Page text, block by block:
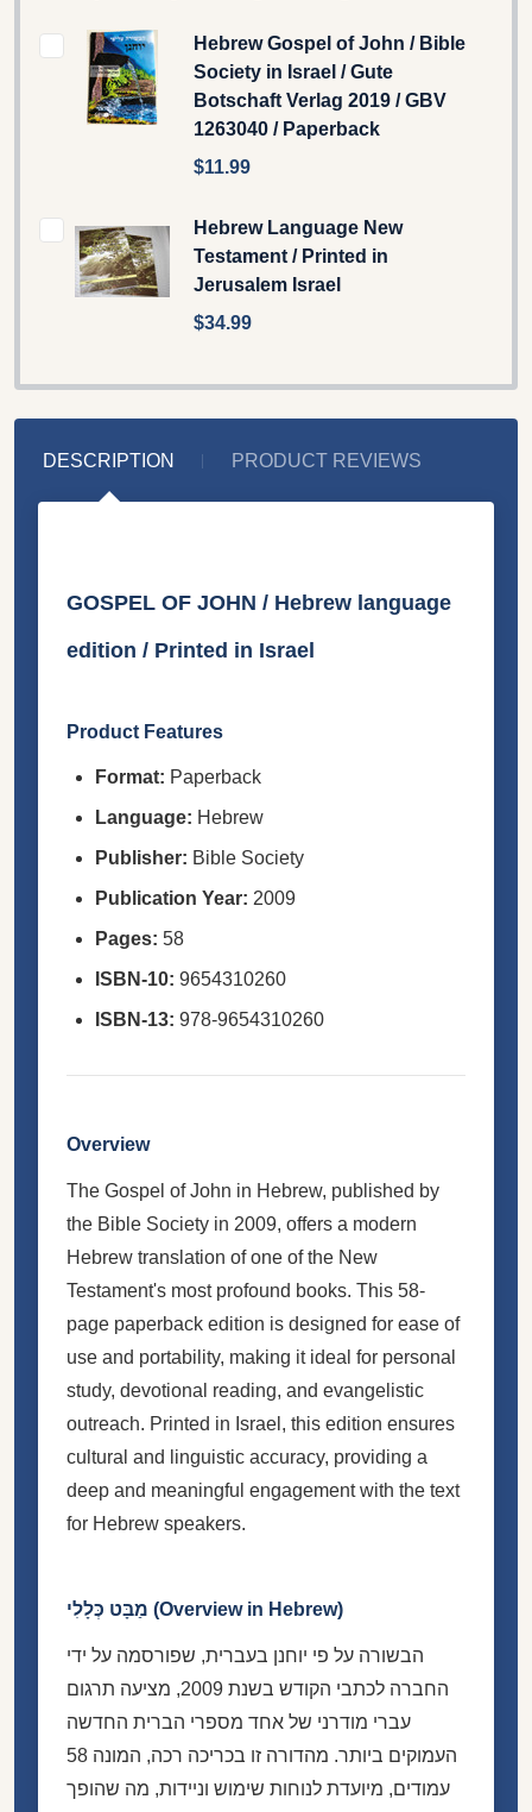
Hebrew Gospel of John / Bible
Society in Israel / Gute
Botschaft Verlag 2019 / GBV
1263040 / Paperback
$11.99
Hebrew Language New
Testament / Printed in
Jerusalem Israel
$34.99
DESCRIPTION PRODUCT REVIEWS
GOSPEL OF JOHN / Hebrew language
edition / Printed in Israel
Product Features
Format: Paperback
Language: Hebrew
Publisher: Bible Society
Publication Year: 2009
Pages: 58
ISBN-10: 9654310260
ISBN-13: 978-9654310260
Overview
The Gospel of John in Hebrew, published by
the Bible Society in 2009, offers a modern
Hebrew translation of one of the New
Testament's most profound books. This 58-
page paperback edition is designed for ease of
use and portability, making it ideal for personal
study, devotional reading, and evangelistic
outreach. Printed in Israel, this edition ensures
cultural and linguistic accuracy, providing a
deep and meaningful engagement with the text
for Hebrew speakers.
מַבָּט כְּלָלִי (Overview in Hebrew)
הבשורה על פי יוחנן בעברית, שפורסמה על ידי
החברה לכתבי הקודש בשנת 2009, מציעה תרגום
עברי מודרני של אחד מספרי הברית החדשה
העמוקים ביותר. מהדורה זו בכריכה רכה, המונה 58
עמודים, מיועדת לנוחות שימוש וניידות, מה שהופך